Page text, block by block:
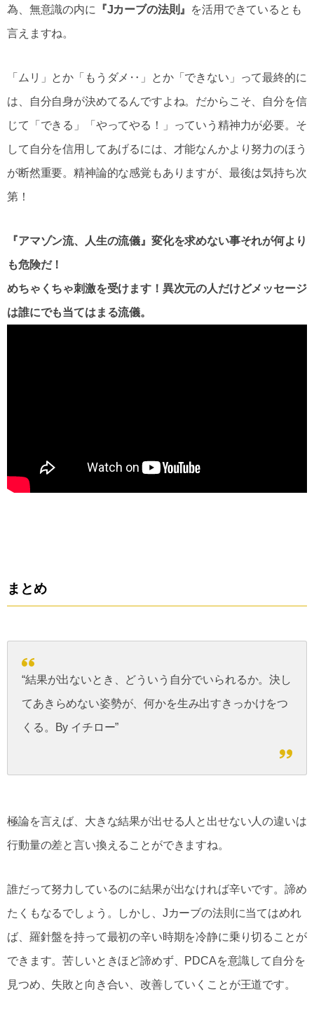
為、無意識の内に
『Jカーブの法則』
を活用できているとも
言えますね。
「ムリ」とか「もうダメ‥」とか「できない」って最終的に
は、自分自身が決めてるんですよね。だからこそ、自分を信
じて「できる」「やってやる！」っていう精神力が必要。そ
して自分を信用してあげるには、才能なんかより努力のほう
が断然重要。精神論的な感覚もありますが、最後は気持ち次
第！
『アマゾン流、人生の流儀』変化を求めない事それが何より
も危険だ！
めちゃくちゃ刺激を受けます！異次元の人だけどメッセージ
は誰にでも当てはまる流儀。
まとめ
“結果が出ないとき、どういう自分でいられるか。決し
てあきらめない姿勢が、何かを生み出すきっかけをつ
くる。
By イチロー”
極論を言えば、大きな結果が出せる人と出せない人の違いは
行動量の差と言い換えることができますね。
誰だって努力しているのに結果が出なければ辛いです。諦め
たくもなるでしょう。しかし、Jカーブの法則に当てはめれ
ば、羅針盤を持って最初の辛い時期を冷静に乗り切ることが
できます。苦しいときほど諦めず、PDCAを意識して自分を
見つめ、失敗と向き合い、改善していくことが王道です。